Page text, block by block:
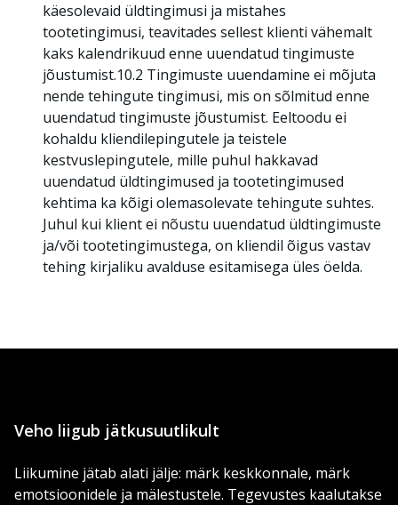
käesolevaid üldtingimusi ja mistahes
tootetingimusi, teavitades sellest klienti vähemalt
kaks kalendrikuud enne uuendatud tingimuste
jõustumist.10.2 Tingimuste uuendamine ei mõjuta
nende tehingute tingimusi, mis on sõlmitud enne
uuendatud tingimuste jõustumist. Eeltoodu ei
kohaldu kliendilepingutele ja teistele
kestvuslepingutele, mille puhul hakkavad
uuendatud üldtingimused ja tootetingimused
kehtima ka kõigi olemasolevate tehingute suhtes.
Juhul kui klient ei nõustu uuendatud üldtingimuste
ja/või tootetingimustega, on kliendil õigus vastav
tehing kirjaliku avalduse esitamisega üles öelda.
Veho liigub jätkusuutlikult
Liikumine jätab alati jälje: märk keskkonnale, märk
emotsioonidele ja mälestustele. Tegevustes kaalutakse